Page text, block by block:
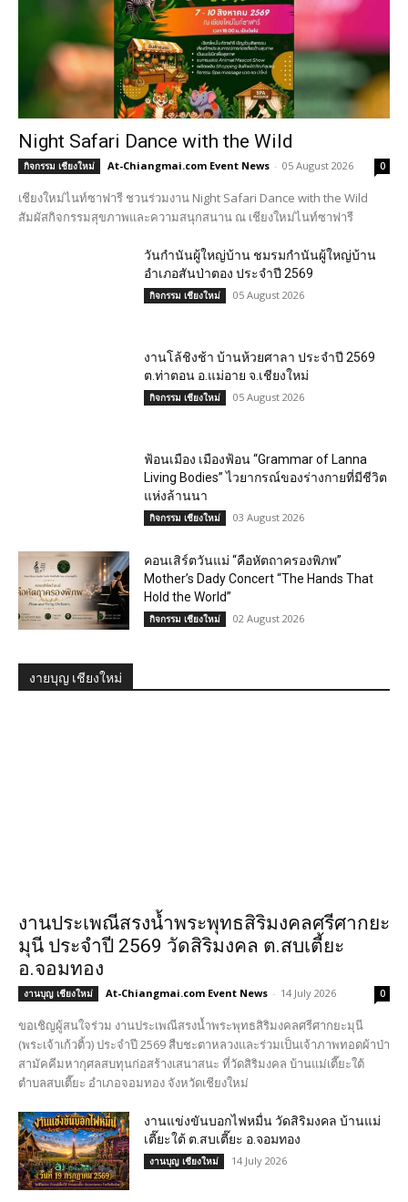
Night Safari Dance with the Wild
กิจกรรม เชียงใหม่ At-Chiangmai.com Event News - 05 August 2026 0
เชียงใหม่ไนท์ซาฟารี ชวนร่วมงาน Night Safari Dance with the Wild
สัมผัสกิจกรรมสุขภาพและความสนุกสนาน ณ เชียงใหม่ไนท์ซาฟารี
วันกำนันผู้ใหญ่บ้าน ชมรมกำนันผู้ใหญ่บ้าน
อำเภอสันป่าตอง ประจำปี 2569
กิจกรรม เชียงใหม่ 05 August 2026
งานโล้ชิงช้า บ้านห้วยศาลา ประจำปี 2569
ต.ท่าตอน อ.แม่อาย จ.เชียงใหม่
กิจกรรม เชียงใหม่ 05 August 2026
ฟ้อนเมือง เมืองฟ้อน “Grammar of Lanna
Living Bodies” ไวยากรณ์ของร่างกายที่มีชีวิต
แห่งล้านนา
กิจกรรม เชียงใหม่ 03 August 2026
คอนเสิร์ตวันแม่ “คือหัตถาครองพิภพ”
Mother’s Dady Concert “The Hands That
Hold the World”
กิจกรรม เชียงใหม่ 02 August 2026
งายบุญ เชียงใหม่
งานประเพณีสรงน้ำพระพุทธสิริมงคลศรีศากยะ
มุนี ประจำปี 2569 วัดสิริมงคล ต.สบเตี้ยะ
อ.จอมทอง
งานบุญ เชียงใหม่ At-Chiangmai.com Event News - 14 July 2026 0
ขอเชิญผู้สนใจร่วม งานประเพณีสรงน้ำพระพุทธสิริมงคลศรีศากยะมุนี
(พระเจ้าเก้วติ้ว) ประจำปี 2569 สืบชะตาหลวงและร่วมเป็นเจ้าภาพทอดผ้าป่า
สามัคคีมหากุศลสบทุนก่อสร้างเสนาสนะ ที่วัดสิริมงคล บ้านแม่เตี๊ยะใต้
ตำบลสบเตี๊ยะ อำเภอจอมทอง จังหวัดเชียงใหม่
งานแข่งขันบอกไฟหมื่น วัดสิริมงคล บ้านแม่
เตี๊ยะใต้ ต.สบเตี๊ยะ อ.จอมทอง
งานบุญ เชียงใหม่ 14 July 2026